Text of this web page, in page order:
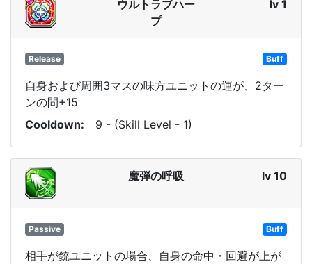
ウルトラブハー
プ
lv 1
Release Buff
自身および周囲3マスの味方ユニットの運が、2ター
ンの間+15
Cooldown
9 - (Skill Level - 1)
魔弾の呼吸 lv 10
Passive Buff
相手が銃ユニットの場合、自身の命中・回避が上が